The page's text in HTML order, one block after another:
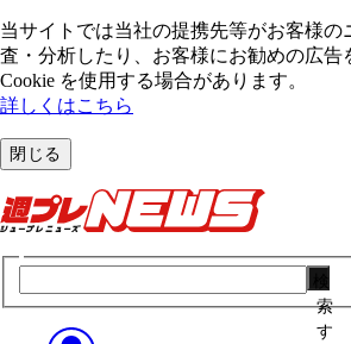
当サイトでは当社の提携先等がお客様の
査・分析したり、お客様にお勧めの広告
Cookie を使⽤する場合があります。
詳しくはこちら
閉じる
索
す